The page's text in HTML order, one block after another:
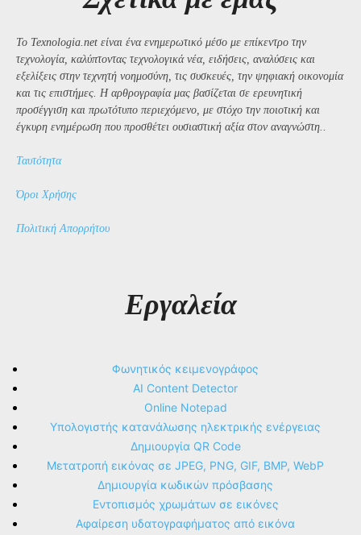
Το Texnologia.net είναι ένα ενημερωτικό μέσο με επίκεντρο την
τεχνολογία, καλύπτοντας τεχνολογικά νέα, ειδήσεις, αναλύσεις και
εξελίξεις στην τεχνητή νοημοσύνη, τις συσκευές, την ψηφιακή οικονομία
και τις επιστήμες. Η αρθρογραφία μας βασίζεται σε ερευνητική
προσέγγιση και πρωτότυπο περιεχόμενο, με στόχο την ποιοτική και
έγκυρη ενημέρωση που προσθέτει ουσιαστική αξία στον αναγνώστη..
Ταυτότητα
Όροι Χρήσης
Πολιτική Απορρήτου
Εργαλεία
Φωνητικός κειμενογράφος
AI Content Detector
Online Notepad
Υπολογιστής κατανάλωσης ηλεκτρικής ενέργειας
Δημιουργία QR Code
Μετατροπή εικόνας σε JPEG, PNG, GIF, BMP, WebP
Δημιουργία κωδικών πρόσβασης
Εντοπισμός χρωμάτων σε εικόνες
Αφαίρεση υδατογραφήματος από εικόνα